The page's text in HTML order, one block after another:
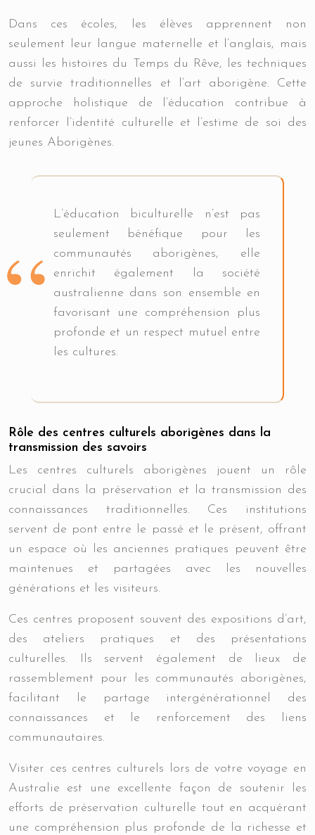
Dans ces écoles, les élèves apprennent non
seulement leur langue maternelle et l’anglais, mais
aussi les histoires du Temps du Rêve, les techniques
de survie traditionnelles et l’art aborigène. Cette
approche holistique de l’éducation contribue à
renforcer l’identité culturelle et l’estime de soi des
jeunes Aborigènes.
L’éducation biculturelle n’est pas
seulement bénéfique pour les
communautés aborigènes, elle
enrichit également la société
australienne dans son ensemble en
favorisant une compréhension plus
profonde et un respect mutuel entre
les cultures.
Rôle des centres culturels aborigènes dans la
transmission des savoirs
Les centres culturels aborigènes jouent un rôle
crucial dans la préservation et la transmission des
connaissances traditionnelles. Ces institutions
servent de pont entre le passé et le présent, offrant
un espace où les anciennes pratiques peuvent être
maintenues et partagées avec les nouvelles
générations et les visiteurs.
Ces centres proposent souvent des expositions d’art,
des ateliers pratiques et des présentations
culturelles. Ils servent également de lieux de
rassemblement pour les communautés aborigènes,
facilitant le partage intergénérationnel des
connaissances et le renforcement des liens
communautaires.
Visiter ces centres culturels lors de votre voyage en
Australie est une excellente façon de soutenir les
efforts de préservation culturelle tout en acquérant
une compréhension plus profonde de la richesse et